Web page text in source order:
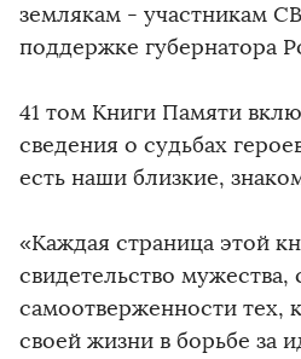
землякам - участникам
поддержке губернатора
41 том Книги Памяти
сведения о судьбах
есть наши близкие,
«Каждая страница этой
свидетельство мужества,
самоотверженности тех,
своей жизни в борьбе за